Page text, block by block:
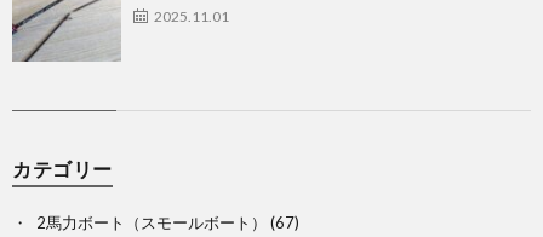
2025.11.01
カテゴリー
2馬力ボート（スモールボート） (67)